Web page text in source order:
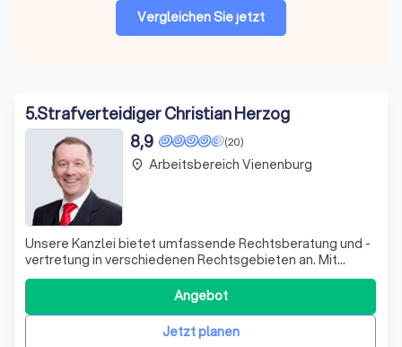
Vergleichen Sie jetzt
5.Strafverteidiger Christian Herzog
(20)
8,9
Unsere Kanzlei bietet umfassende Rechtsberatung und -
vertretung in verschiedenen Rechtsgebieten an. Mit
Fachanwälten für Familienrecht, Miet- und
Wohnungseigentumsrecht, Verkehrsrecht und Strafrecht
in unserem Team, sind wir in der Lage, Sie in einer Vielzahl
von Rechtsfragen zu unterstützen. Wir ve
Jetzt planen
Angebot
place Arbeitsbereich Vienenburg